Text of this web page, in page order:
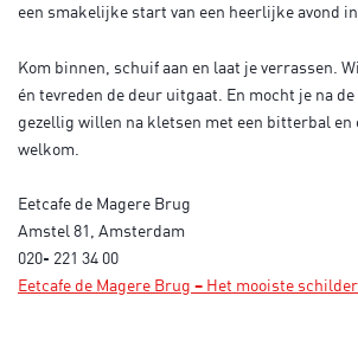
een smakelijke start van een heerlijke avond in
Kom binnen, schuif aan en laat je verrassen.
én tevreden de deur uitgaat. En mocht je na
gezellig willen na kletsen met een bitterbal en
welkom.
Eetcafe de Magere Brug
Amstel 81, Amsterdam
020- 221 34 00
Eetcafe de Magere Brug – Het mooiste